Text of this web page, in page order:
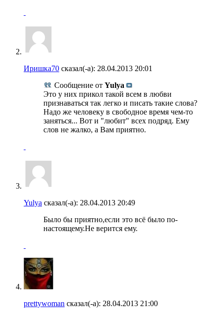
Иришка70 сказал(-а): 28.04.2013 20:01
Сообщение от Yulya
Это у них прикол такой всем в любви
признаваться так легко и писать такие слова?
Надо же человеку в свободное время чем-то
заняться... Вот и "любит" всех подряд. Ему
слов не жалко, а Вам приятно.
Yulya сказал(-а): 28.04.2013 20:49
Было бы приятно,если это всё было по-
настоящему.Не верится ему.
prettywoman сказал(-а): 28.04.2013 21:00